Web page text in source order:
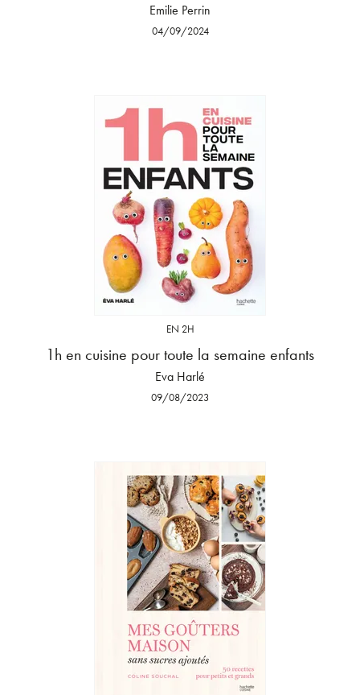
Emilie Perrin
04/09/2024
EN 2H
1h en cuisine pour toute la semaine enfants
Eva Harlé
09/08/2023